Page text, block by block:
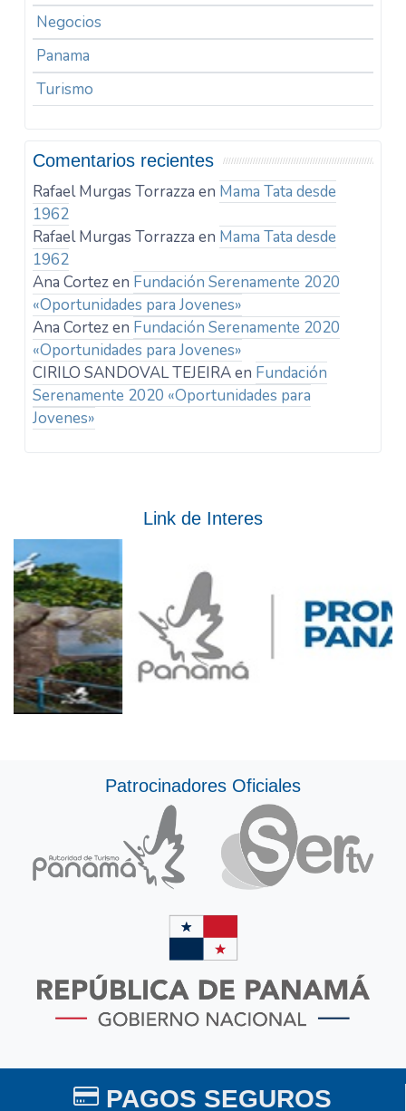
Negocios
Panama
Turismo
Comentarios recientes
Rafael Murgas Torrazza en Mama Tata desde
1962
Rafael Murgas Torrazza en Mama Tata desde
1962
Ana Cortezen Fundación Serenamente 2020
«Oportunidades para Jovenes»
Ana Cortezen Fundación Serenamente 2020
«Oportunidades para Jovenes»
CIRILO SANDOVAL TEJEIRAen Fundación
Serenamente 2020 «Oportunidades para
Jovenes»
Link de Interes
Patrocinadores Oficiales
PAGOS SEGUROS